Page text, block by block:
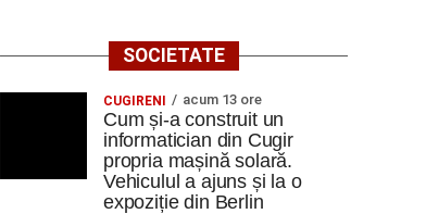
SOCIETATE
CUGIRENI acum 13 ore
Cum și-a construit un
informatician din Cugir
propria mașină solară.
Vehiculul a ajuns și la o
expoziție din Berlin